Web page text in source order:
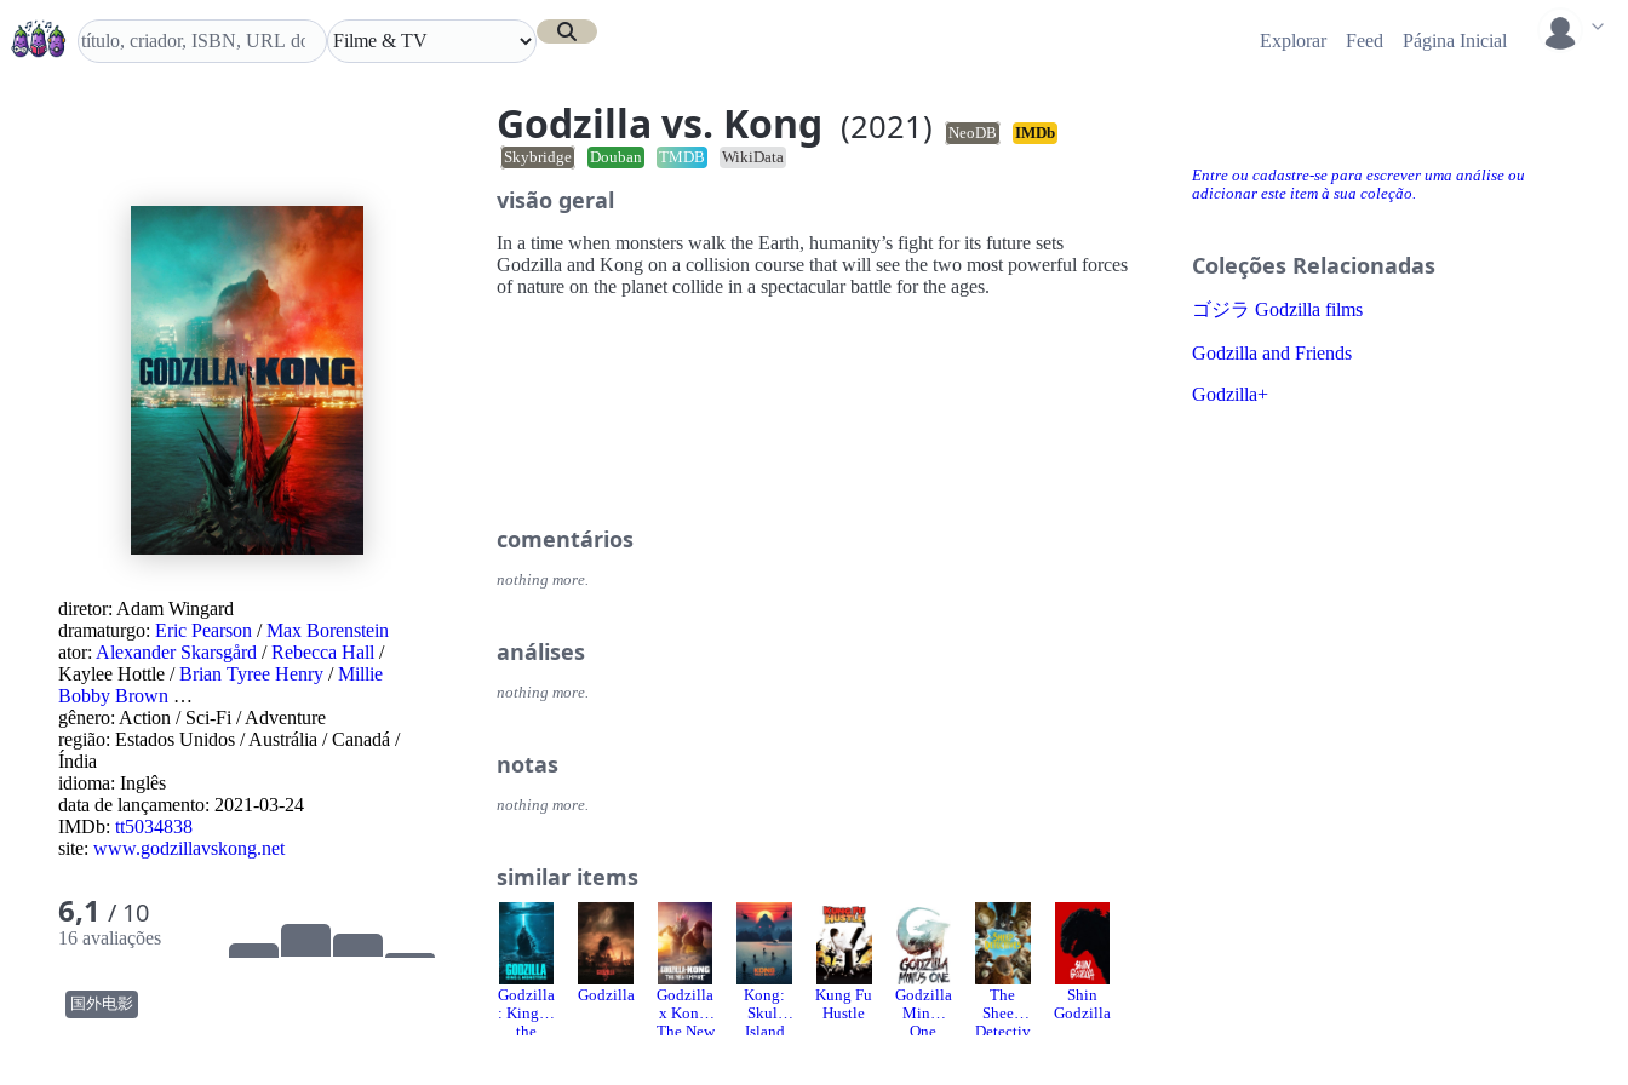
Explorar Feed Página Inicial
Godzilla vs. Kong (2021) NeoDB
IMDb
Skybridge
Douban TMDB
WikiData
Entre ou cadastre-se para escrever uma análise ou
adicionar este item à sua coleção.
Coleções Relacionadas
ゴジラ Godzilla films
Godzilla and Friends
Godzilla+
diretor: Adam Wingard
dramaturgo: Eric Pearson /Max Borenstein
ator: Alexander Skarsgård /Rebecca Hall /
Kaylee Hottle /Brian Tyree Henry /Millie
Bobby Brown …
gênero: Action / Sci-Fi /Adventure
região: Estados Unidos /Austrália /Canadá /
Índia
idioma: Inglês
data de lançamento: 2021-03-24
IMDb: tt5034838
site: www.godzillavskong.net
6,1 / 10
16 avaliações
国外电影
visão geral
In a time when monsters walk the Earth, humanity’s fight for its future sets
Godzilla and Kong on a collision course that will see the two most powerful forces
of nature on the planet collide in a spectacular battle for the ages.
comentários
nothing more.
análises
nothing more.
notas
nothing more.
similar items
Godzilla
: King of
the
Godzilla
Godzilla
x Kong:
The New
Kong:
Skull
Island
Kung Fu
Hustle
Godzilla
Minus
One
The
Sheep
Detectiv
Shin
Godzilla